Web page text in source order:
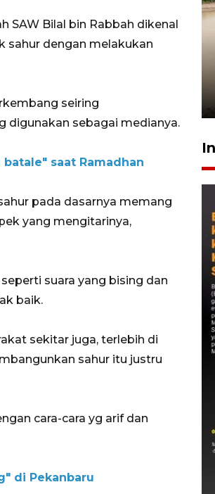
SAW Bilal bin Rabbah dikenal
sahur dengan melakukan
seiring
digunakan sebagai medianya.
saat Ramadhan
pada dasarnya memang
yang mengitarinya,
suara yang bising dan
baik.
sekitar juga, terlebih di
sahur itu justru
cara-cara yg arif dan
di Pekanbaru
Persebaya, striker